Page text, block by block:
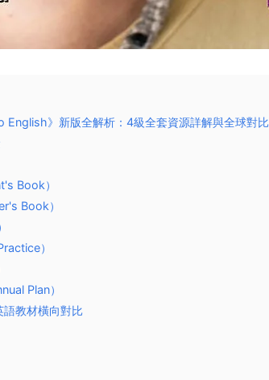
》新版全解析：4級全套資源詳解與全球對比
Book）
Book）
）
Plan）
教材橫向對比